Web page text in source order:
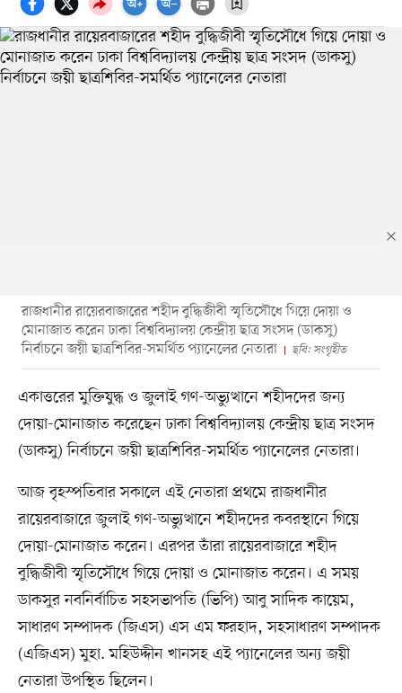
রাজধানীর রায়েরবাজারের শহীদ বুদ্ধিজীবী স্মৃতিসৌধে গিয়ে দোয়া ও
মোনাজাত করেন ঢাকা বিশ্ববিদ্যালয় কেন্দ্রীয় ছাত্র সংসদ (ডাকসু)
নির্বাচনে জয়ী ছাত্রশিবির-সমর্থিত প্যানেলের নেতারা
ছবি: সংগৃহীত
একাত্তরের মুক্তিযুদ্ধ ও জুলাই গণ-অভ্যুত্থানে শহীদদের জন্য
দোয়া-মোনাজাত করেছেন ঢাকা বিশ্ববিদ্যালয় কেন্দ্রীয় ছাত্র সংসদ
(ডাকসু) নির্বাচনে জয়ী ছাত্রশিবির-সমর্থিত প্যানেলের নেতারা।
আজ বৃহস্পতিবার সকালে এই নেতারা প্রথমে রাজধানীর
রায়েরবাজারে জুলাই গণ-অভ্যুত্থানে শহীদদের কবরস্থানে গিয়ে
দোয়া-মোনাজাত করেন। এরপর তাঁরা রায়েরবাজারে শহীদ
বুদ্ধিজীবী স্মৃতিসৌধে গিয়ে দোয়া ও মোনাজাত করেন। এ সময়
ডাকসুর নবনির্বাচিত সহসভাপতি (ভিপি) আবু সাদিক কায়েম,
সাধারণ সম্পাদক (জিএস) এস এম ফরহাদ, সহসাধারণ সম্পাদক
(এজিএস) মুহা. মহিউদ্দীন খানসহ এই প্যানেলের অন্য জয়ী
নেতারা উপস্থিত ছিলেন।